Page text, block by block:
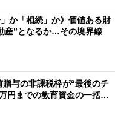
」か「相続」か》価値ある財
産”となるか…その境界線
贈与の非課税枠が“最後のチ
円までの教育資金の一括…